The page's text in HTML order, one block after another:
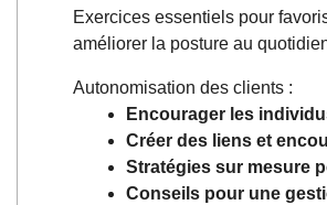
Exercices essentiels pour
améliorer la posture au
Autonomisation des clients :
Encourager les
Créer des liens et
Stratégies sur mesure
Conseils pour une